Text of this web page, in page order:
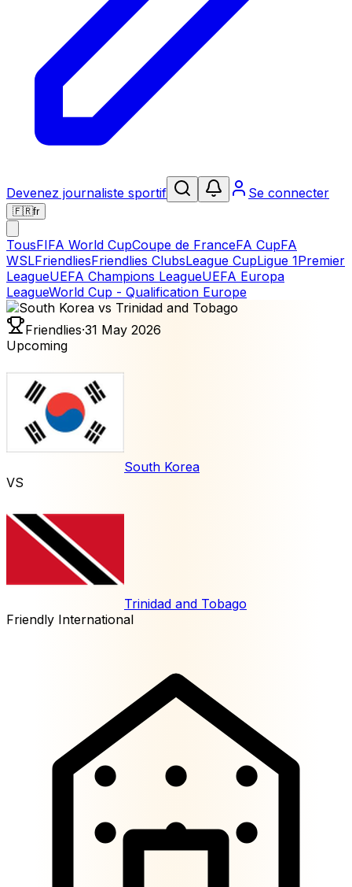
Devenez journaliste sportif Se connecter
🇫🇷fr
TousFIFA World CupCoupe de FranceFA CupFA
WSLFriendliesFriendlies ClubsLeague CupLigue 1Premier
LeagueUEFA Champions LeagueUEFA Europa
LeagueWorld Cup - Qualification Europe
Friendlies·31 May 2026
Upcoming
South Korea
VS
Trinidad and Tobago
Friendly International